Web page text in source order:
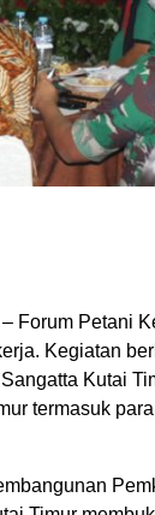
– Forum Petani
Kegiatan
Kutai
termasuk